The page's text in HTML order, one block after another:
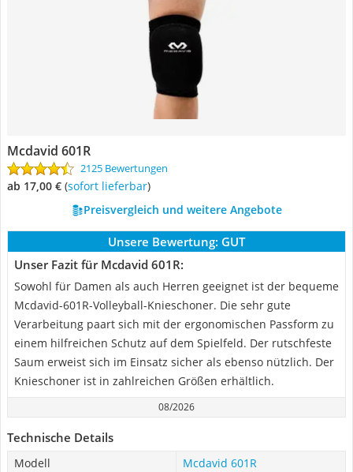
Mcdavid 601R
2125 Bewertungen
ab 17,00 € ( Sofort lieferbar)
Preisvergleich und weitere Angebote
Unsere Bewertung: GUT
Unser Fazit für Mcdavid 601R:
Sowohl für Damen als auch Herren geeignet ist der bequeme
Mcdavid-601R-Volleyball-Knieschoner. Die sehr gute
Verarbeitung paart sich mit der ergonomischen Passform zu
einem hilfreichen Schutz auf dem Spielfeld. Der rutschfeste
Saum erweist sich im Einsatz sicher als ebenso nützlich. Der
Knieschoner ist in zahlreichen Größen erhältlich.
08/2026
Technische Details
Modell
Mcdavid 601R